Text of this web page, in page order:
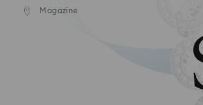
Accesskeys list
Magazine
la comenzi de peste 500
RON